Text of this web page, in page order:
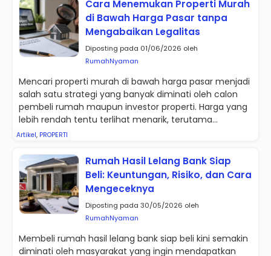
Cara Menemukan Properti Murah
di Bawah Harga Pasar tanpa
Mengabaikan Legalitas
Diposting pada 01/06/2026 oleh
RumahNyaman
Mencari properti murah di bawah harga pasar menjadi
salah satu strategi yang banyak diminati oleh calon
pembeli rumah maupun investor properti. Harga yang
lebih rendah tentu terlihat menarik, terutama...
Artikel, PROPERTI
Rumah Hasil Lelang Bank Siap
Beli: Keuntungan, Risiko, dan Cara
Mengeceknya
Diposting pada 30/05/2026 oleh
RumahNyaman
Membeli rumah hasil lelang bank siap beli kini semakin
diminati oleh masyarakat yang ingin mendapatkan